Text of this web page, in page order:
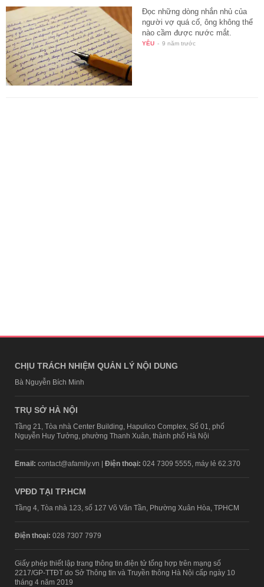
Đọc những dòng nhắn nhủ của
người vợ quá cố, ông không thể
nào cầm được nước mắt.
YÊU - 9 năm trước
CHỊU TRÁCH NHIỆM QUẢN LÝ NỘI DUNG
Bà Nguyễn Bích Minh
TRỤ SỞ HÀ NỘI
Tầng 21, Tòa nhà Center Building, Hapulico Complex, Số 01, phố
Nguyễn Huy Tưởng, phường Thanh Xuân, thành phố Hà Nội
Email: contact@afamily.vn | Điện thoại: 024 7309 5555, máy lẻ 62.370
VPĐD TẠI TP.HCM
Tầng 4, Tòa nhà 123, số 127 Võ Văn Tần, Phường Xuân Hòa, TPHCM
Điện thoại: 028 7307 7979
Giấy phép thiết lập trang thông tin điện tử tổng hợp trên mạng số
2217/GP-TTĐT do Sở Thông tin và Truyền thông Hà Nội cấp ngày 10
tháng 4 năm 2019